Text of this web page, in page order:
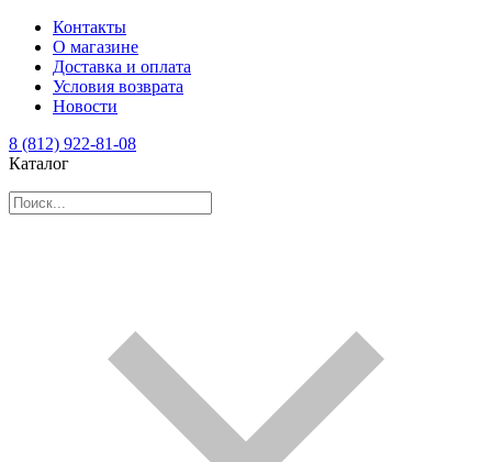
Контакты
О магазине
Доставка и оплата
Условия возврата
Новости
8 (812) 922-81-08
Каталог